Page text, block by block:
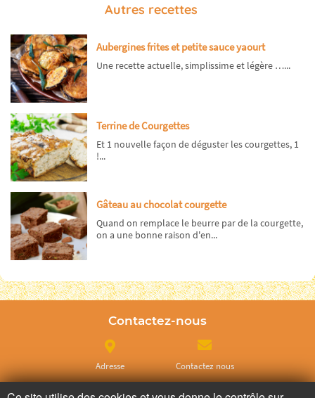
Autres recettes
Aubergines frites et petite sauce yaourt
Une recette actuelle, simplissime et légère …...
Terrine de Courgettes
Et 1 nouvelle façon de déguster les courgettes, 1
!...
Gâteau au chocolat courgette
Quand on remplace le beurre par de la courgette,
on a une bonne raison d'en...
Contactez-nous
Adresse Contactez nous